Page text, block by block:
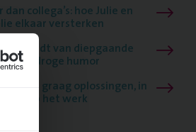
dan collega’s: hoe Julie en
elkaar versterken
houdt van diepgaande
én droge humor
zoekt graag oplossingen, in
én op het werk